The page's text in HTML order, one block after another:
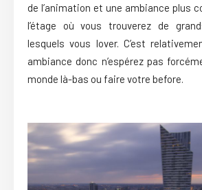
de l’animation et une ambiance plus
l’étage où vous trouverez de
lesquels vous lover. C’est
ambiance donc n’espérez pas
monde là-bas ou faire votre before.